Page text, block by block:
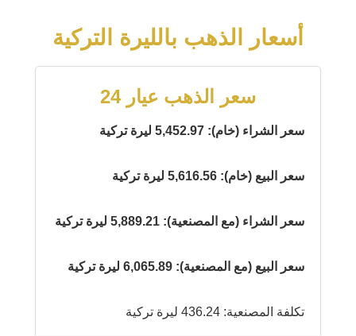
أسعار الذهب بالليرة التركية
سعر الذهب عيار 24
سعر الشراء (خام): 5,452.97 ليرة تركية
سعر البيع (خام): 5,616.56 ليرة تركية
سعر الشراء (مع المصنعية): 5,889.21 ليرة تركية
سعر البيع (مع المصنعية): 6,065.89 ليرة تركية
تكلفة المصنعية: 436.24 ليرة تركية